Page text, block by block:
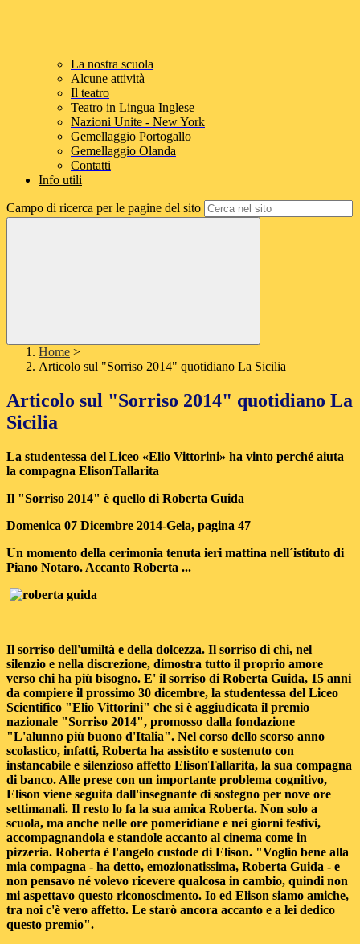
La nostra scuola
Alcune attività
Il teatro
Teatro in Lingua Inglese
Nazioni Unite - New York
Gemellaggio Portogallo
Gemellaggio Olanda
Contatti
Info utili
Campo di ricerca per le pagine del sito
Home >
Articolo sul "Sorriso 2014" quotidiano La Sicilia
Articolo sul "Sorriso 2014" quotidiano La
Sicilia
La studentessa del Liceo «Elio Vittorini» ha vinto perché aiuta
la compagna ElisonTallarita
Il "Sorriso 2014" è quello di Roberta Guida
Domenica 07 Dicembre 2014-Gela, pagina 47
Un momento della cerimonia tenuta ieri mattina nell´istituto di
Piano Notaro. Accanto Roberta ...
Il sorriso dell'umiltà e della dolcezza. Il sorriso di chi, nel
silenzio e nella discrezione, dimostra tutto il proprio amore
verso chi ha più bisogno. E' il sorriso di Roberta Guida, 15 anni
da compiere il prossimo 30 dicembre, la studentessa del Liceo
Scientifico "Elio Vittorini" che si è aggiudicata il premio
nazionale "Sorriso 2014", promosso dalla fondazione
"L'alunno più buono d'Italia". Nel corso dello scorso anno
scolastico, infatti, Roberta ha assistito e sostenuto con
instancabile e silenzioso affetto ElisonTallarita, la sua compagna
di banco. Alle prese con un importante problema cognitivo,
Elison viene seguita dall'insegnante di sostegno per nove ore
settimanali. Il resto lo fa la sua amica Roberta. Non solo a
scuola, ma anche nelle ore pomeridiane e nei giorni festivi,
accompagnandola e standole accanto al cinema come in
pizzeria. Roberta è l'angelo custode di Elison. "Voglio bene alla
mia compagna - ha detto, emozionatissima, Roberta Guida - e
non pensavo né volevo ricevere qualcosa in cambio, quindi non
mi aspettavo questo riconoscimento. Io ed Elison siamo amiche,
tra noi c'è vero affetto. Le starò ancora accanto e a lei dedico
questo premio".